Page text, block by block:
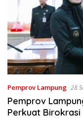
Pemprov Lampung 28
Pemprov
Perkuat Birokrasi